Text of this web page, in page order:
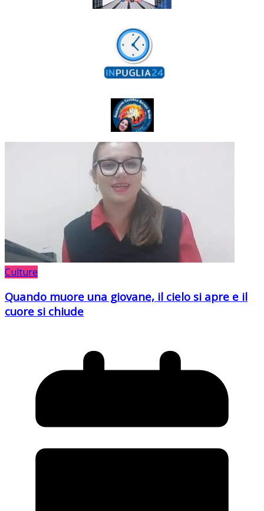
Culture
Quando muore una giovane, il cielo si apre e il
cuore si chiude